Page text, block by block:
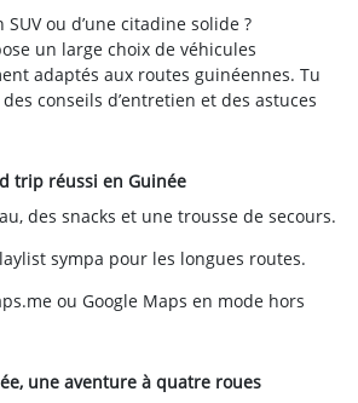
SUV ou d’une citadine solide ?
un large choix de véhicules
adaptés aux routes guinéennes. Tu
conseils d’entretien et des astuces
trip réussi en Guinée
des snacks et une trousse de secours.
sympa pour les longues routes.
ou Google Maps en mode hors
une aventure à quatre roues